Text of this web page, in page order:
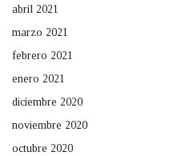
abril 2021
marzo 2021
febrero 2021
enero 2021
diciembre 2020
noviembre 2020
octubre 2020